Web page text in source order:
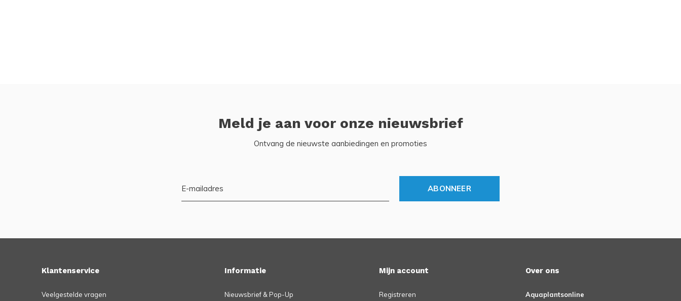
Meld je aan voor onze nieuwsbrief
Ontvang de nieuwste aanbiedingen en promoties
ABONNEER
Klantenservice
Veelgestelde vragen
Informatie
Nieuwsbrief & Pop-Up
Mijn account
Registreren
Over ons
Aquaplantsonline